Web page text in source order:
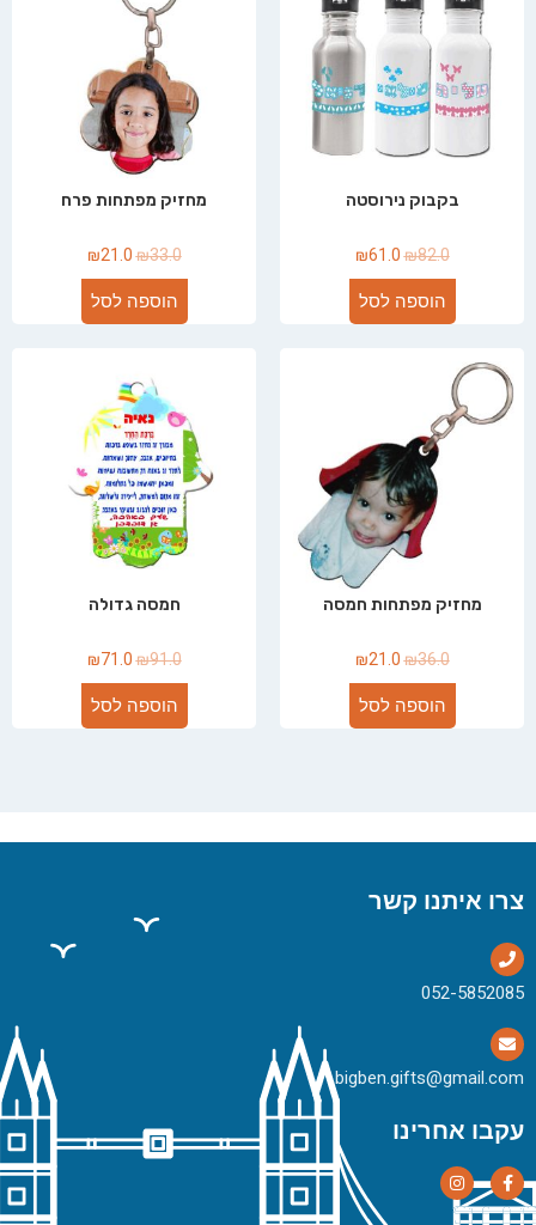
בקבוק נירוסטה
₪82.0
₪61.0
הוספה לסל
מחזיק מפתחות פרח
₪33.0
₪21.0
הוספה לסל
מחזיק מפתחות חמסה
₪36.0
₪21.0
הוספה לסל
חמסה גדולה
₪91.0
₪71.0
הוספה לסל
צרו איתנו קשר
bigben.gifts@gmail.com
עקבו אחרינו